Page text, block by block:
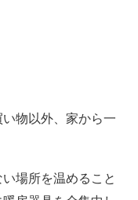
物以外、 家から一
場所を温めること